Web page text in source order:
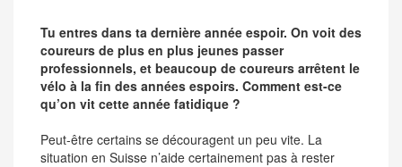
Tu entres dans ta dernière année espoir. On voit des
coureurs de plus en plus jeunes passer
professionnels, et beaucoup de coureurs arrêtent le
vélo à la fin des années espoirs. Comment est-ce
qu’on vit cette année fatidique ?
Peut-être certains se découragent un peu vite. La
situation en Suisse n’aide certainement pas à rester